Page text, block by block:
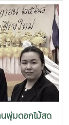
ฑิตวิทยาลัย
มาเยือน
การในการแลก
พร้อมนี้ได้เยี่ยม
ารและพัฒนา
วมกันในอนาคต
พุ่มดอกไม้สด